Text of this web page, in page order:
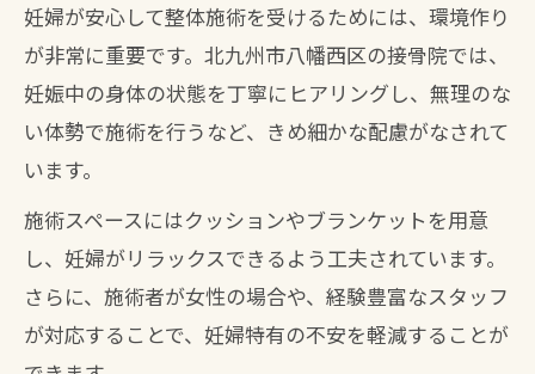
妊婦が安心して整体施術を受けるためには、環境作り
が非常に重要です。北九州市八幡西区の接骨院では、
妊娠中の身体の状態を丁寧にヒアリングし、無理のな
い体勢で施術を行うなど、きめ細かな配慮がなされて
います。
施術スペースにはクッションやブランケットを用意
し、妊婦がリラックスできるよう工夫されています。
さらに、施術者が女性の場合や、経験豊富なスタッフ
が対応することで、妊婦特有の不安を軽減することが